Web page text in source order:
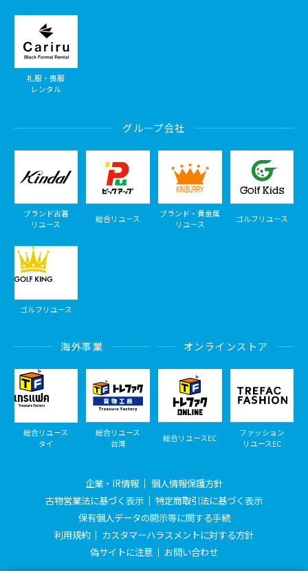
礼服・喪服
レンタル
グループ会社
ブランド古着
リユース
総合リユース
ブランド・貴金属
リユース
ゴルフリユース
ゴルフリユース
海外事業
総合リユース
タイ
総合リユース
台湾
オンラインストア
総合リユースEC
ファッション
リユースEC
企業・IR情報
個人情報保護方針
古物営業法に基づく表示
特定商取引法に基づく表示
保有個人データの開示等に関する手続
利用規約
カスタマーハラスメントに対する方針
偽サイトに注意
お問い合わせ